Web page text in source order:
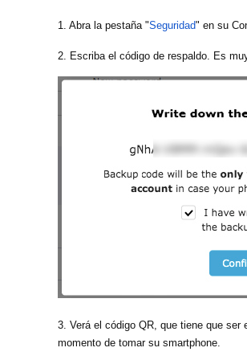
1. Abra la pestaña "Seguridad" en su
2. Escriba el código de respaldo. Es
3. Verá el código QR, que tiene que ser
momento de tomar su smartphone.